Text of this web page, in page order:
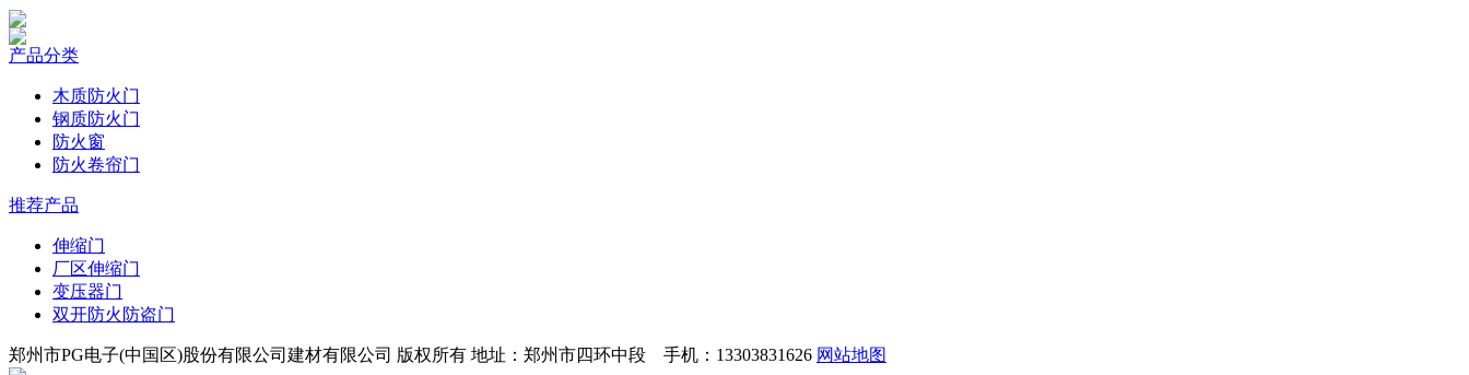
产品分类
木质防火门
钢质防火门
防火窗
防火卷帘门
推荐产品
伸缩门
厂区伸缩门
变压器门
双开防火防盗门
郑州市PG电子(中国区)股份有限公司建材有限公司 版权所有 地址：郑州市四环中段 手机：13303831626 网站地图